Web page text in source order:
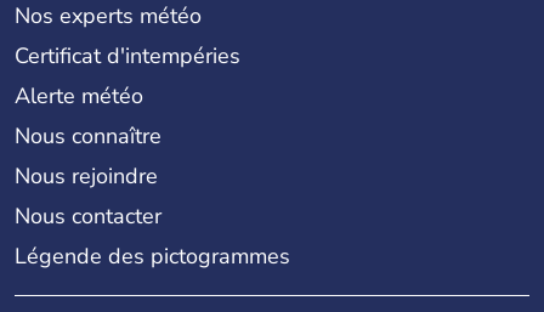
Nos experts météo
Certificat d'intempéries
Alerte météo
Nous connaître
Nous rejoindre
Nous contacter
Légende des pictogrammes